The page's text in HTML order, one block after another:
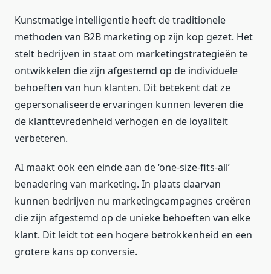
Kunstmatige intelligentie heeft de traditionele
methoden van B2B marketing op zijn kop gezet. Het
stelt bedrijven in staat om marketingstrategieën te
ontwikkelen die zijn afgestemd op de individuele
behoeften van hun klanten. Dit betekent dat ze
gepersonaliseerde ervaringen kunnen leveren die
de klanttevredenheid verhogen en de loyaliteit
verbeteren.
AI maakt ook een einde aan de ‘one-size-fits-all’
benadering van marketing. In plaats daarvan
kunnen bedrijven nu marketingcampagnes creëren
die zijn afgestemd op de unieke behoeften van elke
klant. Dit leidt tot een hogere betrokkenheid en een
grotere kans op conversie.